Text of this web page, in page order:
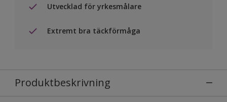
Utvecklad för yrkesmålare
Extremt bra täckförmåga
Produktbeskrivning